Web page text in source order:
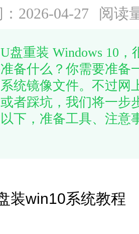
2026-04-27 阅读
盘重装 Windows 10
备什么？你需要准备
统镜像文件。不过网
者踩坑，我们将一步
下，准备工具、注意
装win10系统教程